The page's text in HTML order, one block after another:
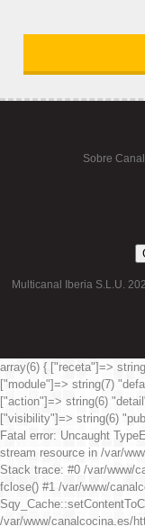
Sobre
Multicanal Iberia S.L.U.
array(6) { ["receta"]=>
["module"]=> string(7)
["action"]=> string(6)
["visibility"]=> string(6)
Fatal error: Uncaught
stream resource in /var/
Stack trace: #0 /var/www/
fclose() #1 /var/www/
/var/www/canalcocina.es/